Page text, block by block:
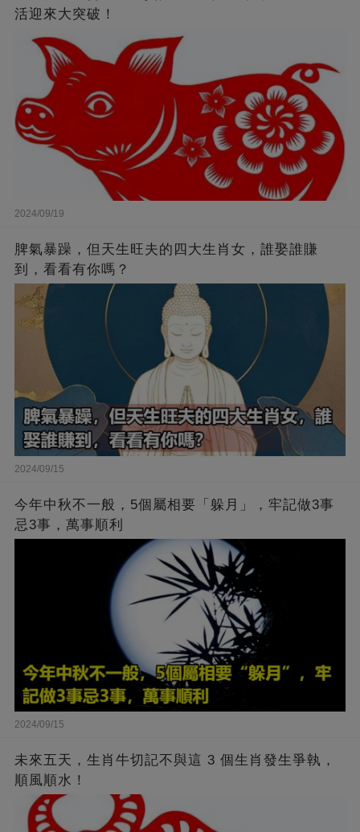
活迎來大突破！
2024/09/19
脾氣暴躁，但天生旺夫的四大生肖女，誰娶誰賺
到，看看有你嗎？
2024/09/15
今年中秋不一般，5個屬相要「躲月」，牢記做3事
忌3事，萬事順利
2024/09/15
未來五天，生肖牛切記不與這 3 個生肖發生爭執，
順風順水！